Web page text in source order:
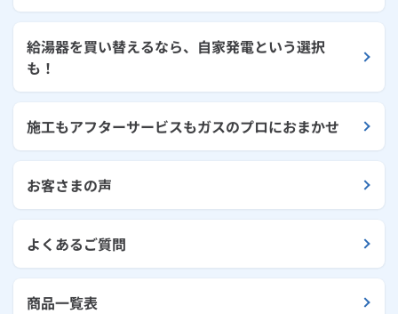
給湯器を買い替えるなら、自家発電という選択
も！
施工もアフターサービスもガスのプロにおまかせ
お客さまの声
よくあるご質問
商品一覧表